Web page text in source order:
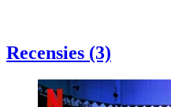
Recensies (3)